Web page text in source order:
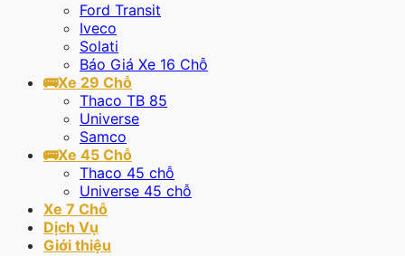
Ford Transit
Iveco
Solati
Báo Giá Xe 16 Chỗ
🚌Xe 29 Chỗ
Thaco TB 85
Universe
Samco
🚌Xe 45 Chỗ
Thaco 45 chỗ
Universe 45 chỗ
Xe 7 Chỗ
Dịch Vụ
Giới thiệu